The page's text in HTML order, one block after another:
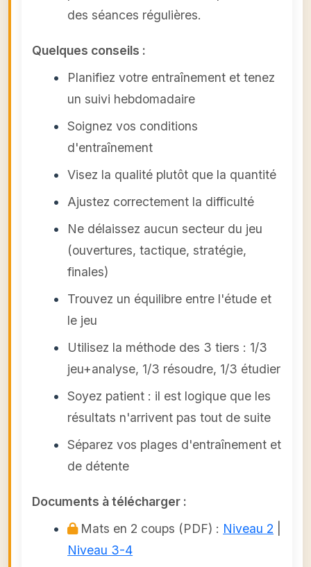
des séances régulières.
Quelques conseils :
Planifiez votre entraînement et tenez
un suivi hebdomadaire
Soignez vos conditions
d'entraînement
Visez la qualité plutôt que la quantité
Ajustez correctement la difficulté
Ne délaissez aucun secteur du jeu
(ouvertures, tactique, stratégie,
finales)
Trouvez un équilibre entre l'étude et
le jeu
Utilisez la méthode des 3 tiers : 1/3
jeu+analyse, 1/3 résoudre, 1/3 étudier
Soyez patient : il est logique que les
résultats n'arrivent pas tout de suite
Séparez vos plages d'entraînement et
de détente
Documents à télécharger :
Mats en 2 coups (PDF) : Niveau 2
Niveau 3-4